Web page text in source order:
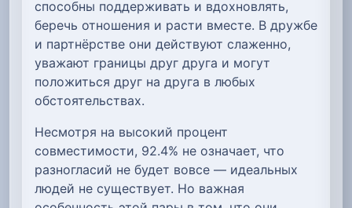
способны поддерживать и вдохновлять,
беречь отношения и расти вместе. В дружбе
и партнёрстве они действуют слаженно,
уважают границы друг друга и могут
положиться друг на друга в любых
обстоятельствах.
Несмотря на высокий процент
совместимости, 92.4% не означает, что
разногласий не будет вовсе — идеальных
людей не существует. Но важная